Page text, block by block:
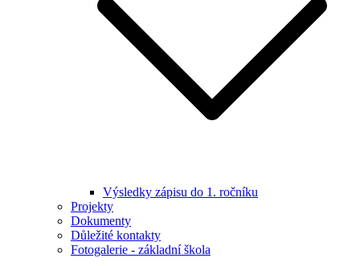
Výsledky zápisu do 1. ročníku
Projekty
Dokumenty
Důležité kontakty
Fotogalerie - základní škola